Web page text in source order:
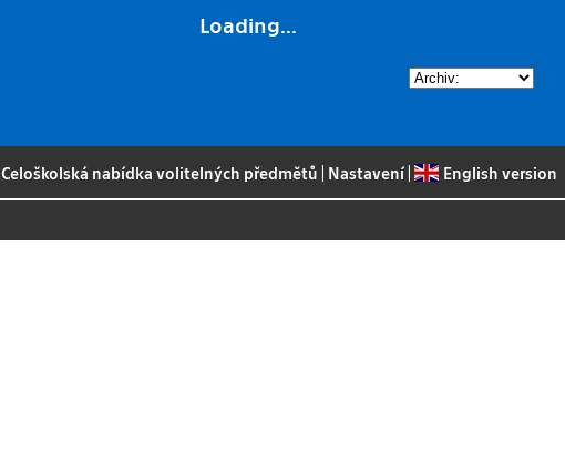
Loading...
|Celoškolská nabídka volitelných předmětů Nastavení| English version